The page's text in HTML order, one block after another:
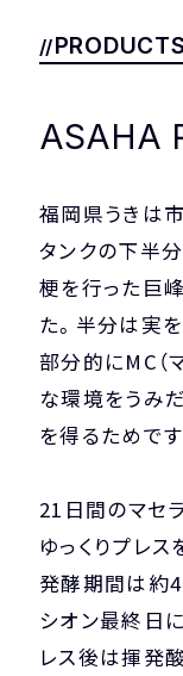
COMPANY
PRODUCTS
ASAHA
福岡県うきは
タンクの下半
梗を行った巨
た。半分は実
部分的にMC（
な環境をうみ
を得るためです
21日間のマセ
ゆっくりプレ
発酵期間は約
シオン最終日
レス後は揮発